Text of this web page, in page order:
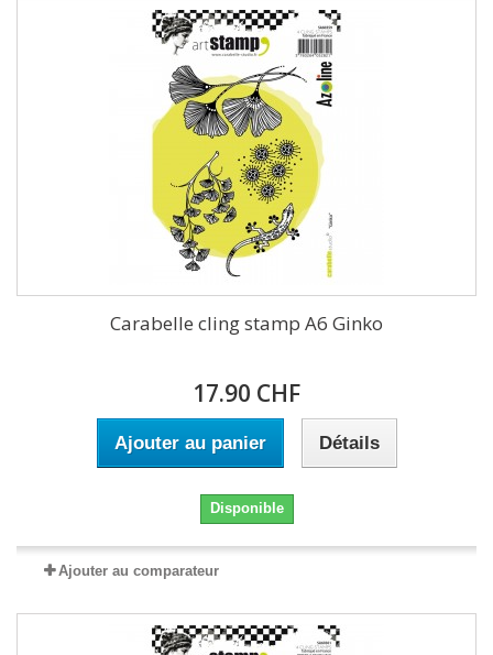
Carabelle cling stamp A6 Ginko
17.90 CHF
Ajouter au panier Détails
Disponible
Ajouter au comparateur